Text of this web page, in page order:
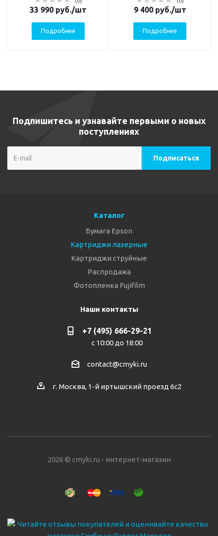
33 990 руб./шт
Подробнее
9 400руб./шт
Подробнее
Подпишитесь и узнавайте первыми о новых
поступлениях
Каталог
Бумага Epson
Картриджи лазерные
Картриджи струйные
Распродажа
Фотопленка Fujifilm
Наши контакты
+7 (495) 666-29-21
с 10:00 до 18:00
contact@cmyki.ru
г. Москва, 1-й иртышский проезд 6с2
2026 © cmyki.ru - интернет-магазин